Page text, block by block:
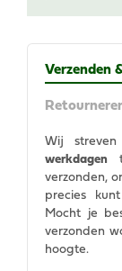
Verzenden
Wij
werkdagen
verzonden,
precies
Mocht je
verzonden
hoogte.